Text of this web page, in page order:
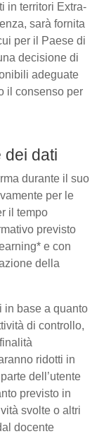
in territori Extra-
sarà fornita
per il Paese di
decisione di
adeguate
il consenso per
dei dati
durante il suo
per le
il tempo
previsto
e con
della
in base a quanto
di controllo,
ridotti in
dell’utente
previsto in
svolte o altri
docente